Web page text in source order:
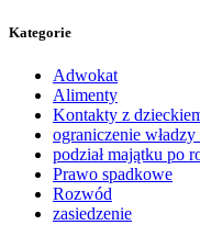
Kategorie
Adwokat
Alimenty
Kontakty z
ograniczenie
podział majątku po
Prawo spadkowe
Rozwód
zasiedzenie